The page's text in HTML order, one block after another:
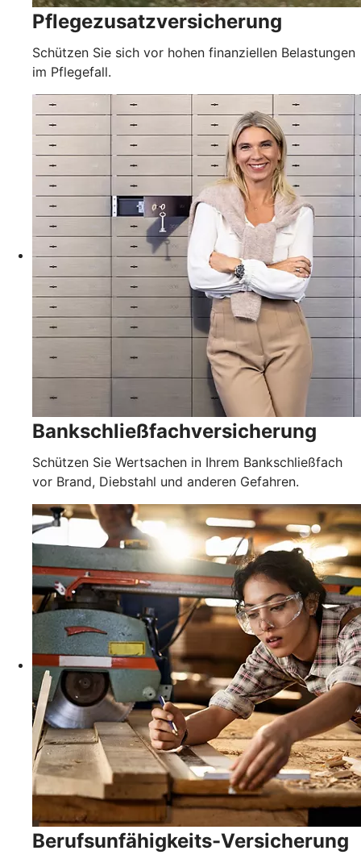
Pflegezusatz­versicherung
Schützen Sie sich vor hohen finanziellen Belastungen
im Pflegefall.
Bankschließfachversicherung
Schützen Sie Wertsachen in Ihrem Bankschließfach
vor Brand, Diebstahl und anderen Gefahren.
Berufsunfähigkeits-Versicherung